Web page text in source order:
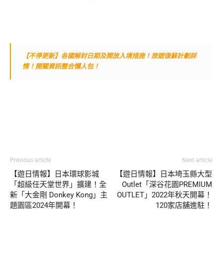
【不停更新】各國解封日期及開放入境措施！旅遊復蘇計劃詳
情！開關資訊整合懶人包！
Previous article
【遊日情報】日本環球影城
「超級任天堂世界」擴建！全
新「大金剛 Donkey Kong」主
題園區2024年開幕！
Next article
【遊日情報】日本埼玉縣大型
Outlet「深谷花園PREMIUM
OUTLET」2022年秋天開幕！
120家店舖進駐！